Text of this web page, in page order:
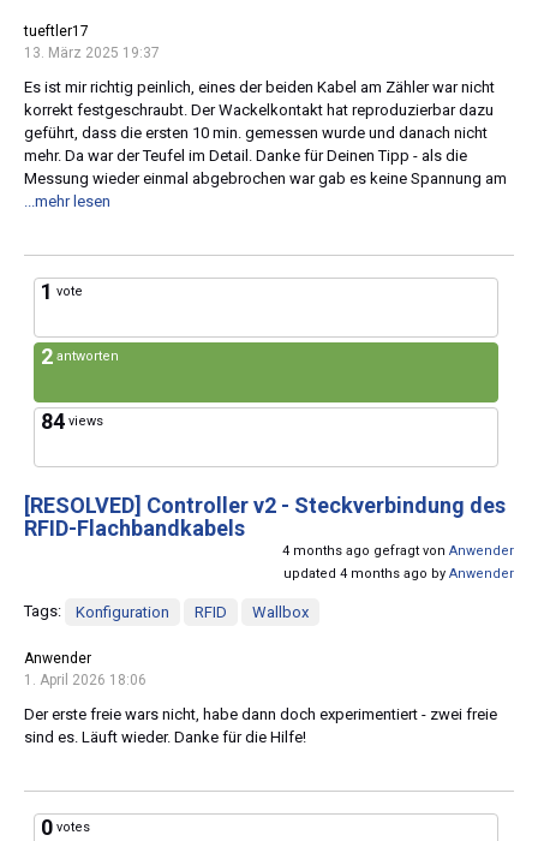
tueftler17
13. März 2025 19:37
Es ist mir richtig peinlich, eines der beiden Kabel am Zähler war nicht
korrekt festgeschraubt. Der Wackelkontakt hat reproduzierbar dazu
geführt, dass die ersten 10 min. gemessen wurde und danach nicht
mehr. Da war der Teufel im Detail. Danke für Deinen Tipp - als die
Messung wieder einmal abgebrochen war gab es keine Spannung am
...mehr lesen
1 vote
2 antworten
84 views
[RESOLVED] Controller v2 - Steckverbindung des
RFID-Flachbandkabels
4 months ago gefragt von Anwender
updated 4 months ago by Anwender
Tags: Konfiguration RFID Wallbox
Anwender
1. April 2026 18:06
Der erste freie wars nicht, habe dann doch experimentiert - zwei freie
sind es. Läuft wieder. Danke für die Hilfe!
0 votes